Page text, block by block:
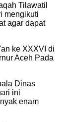
Tilawatil
mengikuti
agar dapat
ke XXXVI di
Aceh Pada
Dinas
ini
enam